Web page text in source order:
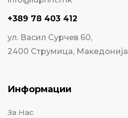
+389 78 403 412
ул. Васил Сурчев 60,
2400 Струмица, Македонија
Информации
За Нас